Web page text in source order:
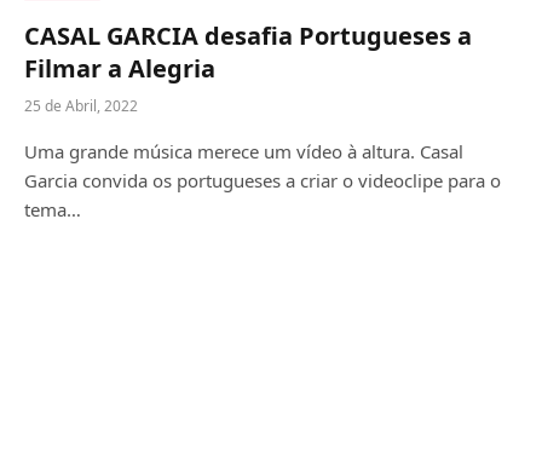
CASAL GARCIA desafia Portugueses a
Filmar a Alegria
25 de Abril, 2022
Uma grande música merece um vídeo à altura. Casal
Garcia convida os portugueses a criar o videoclipe para o
tema…